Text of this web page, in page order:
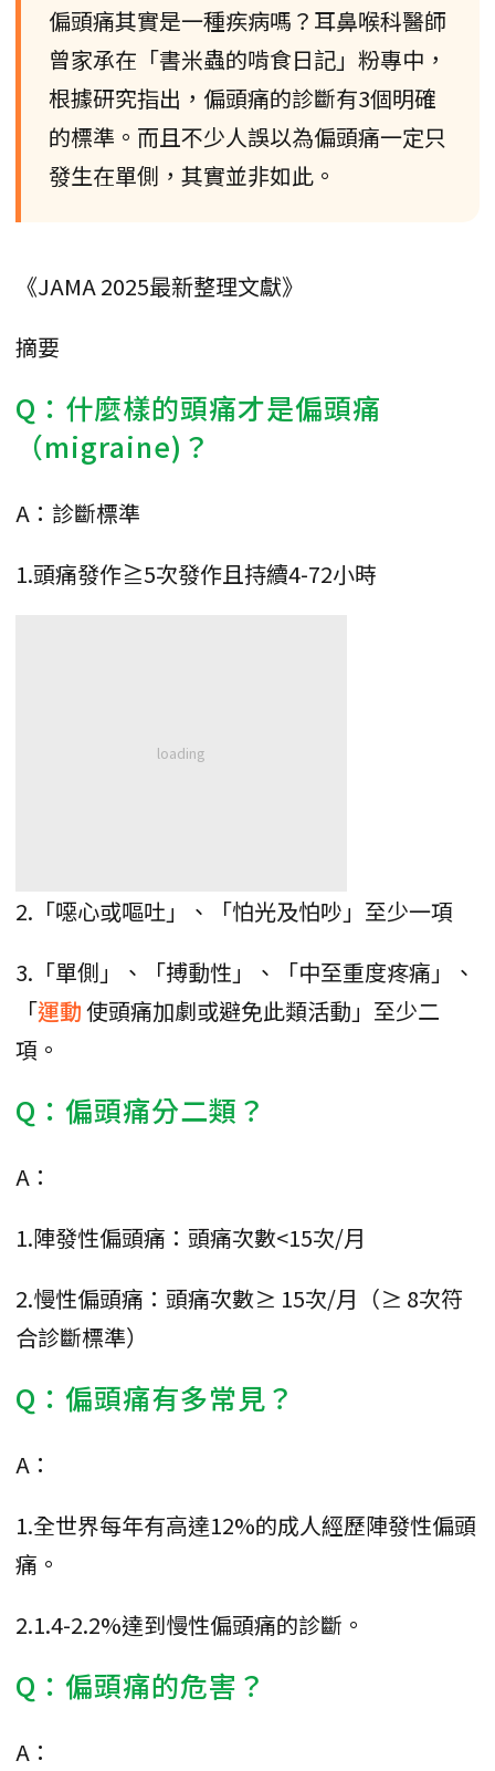
偏頭痛其實是一種疾病嗎？耳鼻喉科醫師
曾家承在「書米蟲的啃食日記」粉專中，
根據研究指出，偏頭痛的診斷有3個明確
的標準。而且不少人誤以為偏頭痛一定只
發生在單側，其實並非如此。
《JAMA 2025最新整理文獻》
摘要
Q：什麼樣的頭痛才是偏頭痛
（migraine)？
A：診斷標準
1.頭痛發作≧5次發作且持續4-72小時
2.「噁心或嘔吐」、「怕光及怕吵」至少一項
3.「單側」、「搏動性」、「中至重度疼痛」、
「運動使頭痛加劇或避免此類活動」至少二
項。
Q：偏頭痛分二類？
A：
1.陣發性偏頭痛：頭痛次數<15次/月
2.慢性偏頭痛：頭痛次數≥ 15次/月（≥ 8次符
合診斷標準）
Q：偏頭痛有多常見？
A：
1.全世界每年有高達12%的成人經歷陣發性偏頭
痛。
2.1.4-2.2%達到慢性偏頭痛的診斷。
Q：偏頭痛的危害？
A：